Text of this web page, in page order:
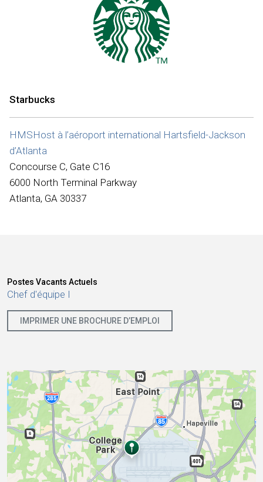
Internationale
Starbucks
HMSHost à l’aéroport international Hartsfield-Jackson
d’Atlanta
Concourse C, Gate C16
6000 North Terminal Parkway
Atlanta, GA 30337
Postes Vacants Actuels
Chef d'équipe I
IMPRIMER UNE BROCHURE D’EMPLOI